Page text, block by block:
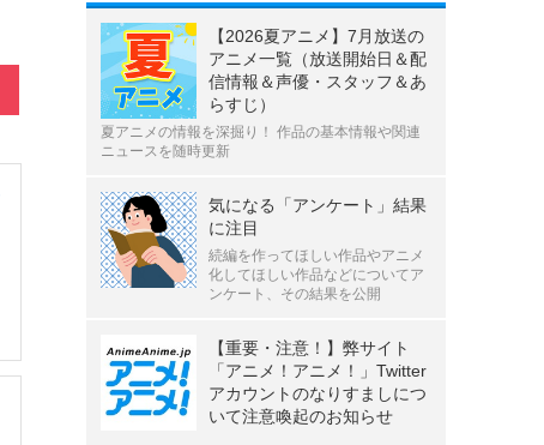
【2026夏アニメ】7月放送の
アニメ一覧（放送開始日＆配
信情報＆声優・スタッフ＆あ
らすじ）
夏アニメの情報を深掘り！ 作品の基本情報や関連
ニュースを随時更新
気になる「アンケート」結果
に注目
続編を作ってほしい作品やアニメ
化してほしい作品などについてア
ンケート、その結果を公開
【重要・注意！】弊サイト
「アニメ！アニメ！」Twitter
アカウントのなりすましにつ
いて注意喚起のお知らせ